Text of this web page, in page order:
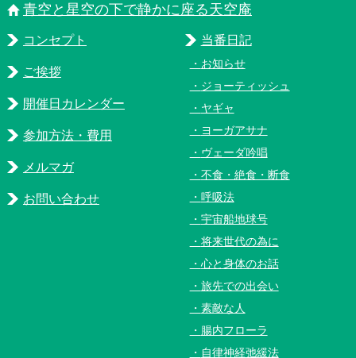
青空と星空の下で静かに座る天空庵
コンセプト
ご挨拶
開催日カレンダー
参加方法・費用
メルマガ
お問い合わせ
当番日記
お知らせ
ジョーティッシュ
ヤギャ
ヨーガアサナ
ヴェーダ吟唱
不食・絶食・断食
呼吸法
宇宙船地球号
将来世代の為に
心と身体のお話
旅先での出会い
素敵な人
腸内フローラ
自律神経弛緩法